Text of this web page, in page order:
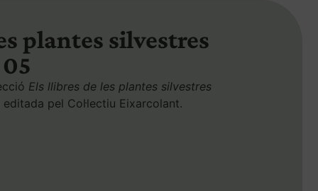
plantes silvestres
Els llibres de les plantes silvestres
pel Col·lectiu Eixarcolant.